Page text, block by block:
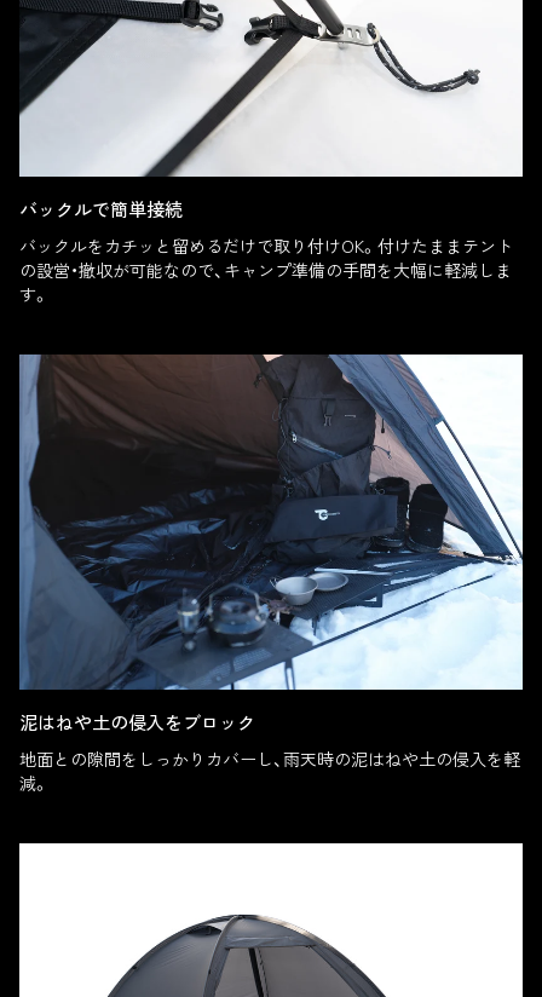
バックルで簡単接続
バックルをカチッと留めるだけで取り付けOK。付けたままテント
の設営・撤収が可能なので、キャンプ準備の手間を大幅に軽減しま
す。
泥はねや土の侵入をブロック
地面との隙間をしっかりカバーし、雨天時の泥はねや土の侵入を軽
減。